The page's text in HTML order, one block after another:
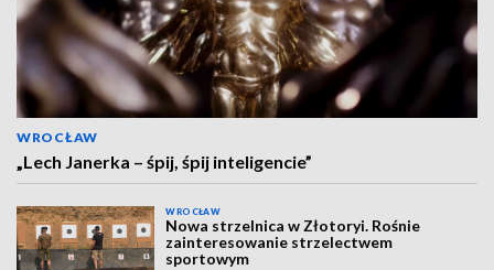
WROCŁAW
„Lech Janerka – śpij, śpij inteligencie”
WROCŁAW
Nowa strzelnica w Złotoryi. Rośnie
zainteresowanie strzelectwem
sportowym